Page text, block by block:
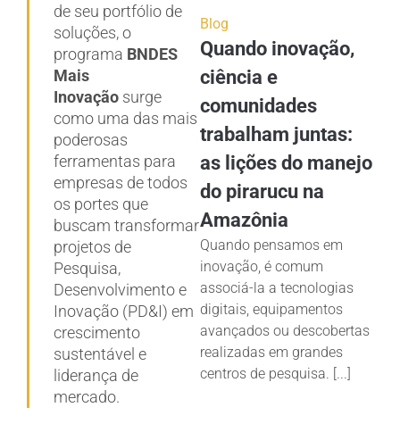
de seu portfólio de
soluções, o
programa BNDES
Mais
Inovação surge
como uma das mais
poderosas
ferramentas para
empresas de todos
os portes que
buscam transformar
projetos de
Pesquisa,
Desenvolvimento e
Inovação (PD&I) em
crescimento
sustentável e
liderança de
mercado.
Blog
Quando inovação,
ciência e
comunidades
trabalham juntas:
as lições do manejo
do pirarucu na
Amazônia
Quando pensamos em
inovação, é comum
associá-la a tecnologias
digitais, equipamentos
avançados ou descobertas
realizadas em grandes
centros de pesquisa. [...]